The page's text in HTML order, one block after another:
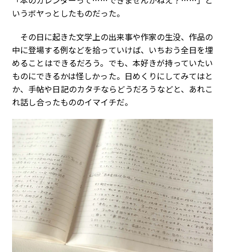
いうボヤっとしたものだった。
その日に起きた文学上の出来事や作家の生没、作品の
中に登場する例などを拾っていけば、いちおう全日を埋
めることはできるだろう。でも、本好きが持っていたい
ものにできるかは怪しかった。日めくりにしてみてはと
か、手帖や日記のカタチならどうだろうなどと、あれこ
れ話し合ったもののイマイチだ。